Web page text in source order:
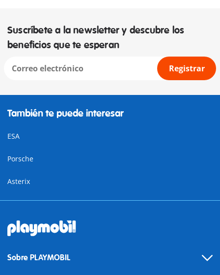
Suscríbete a la newsletter y descubre los
beneficios que te esperan
Registrar
También te puede interesar
ESA
Porsche
Asterix
Sobre PLAYMOBIL